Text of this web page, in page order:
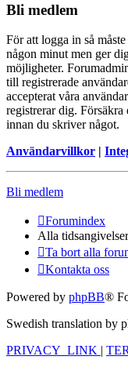
Bli medlem
För att logga in så
någon minut men ger
möjligheter.
till registrerade
accepterat våra
registrerar dig.
innan du skriver något.
Användarvillkor |
Bli medlem
Forumindex
Alla
Ta bort alla
Kontakta oss
Powered by phpBB®
Swedish translation by
PRIVACY_LINK |